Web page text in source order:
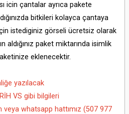
icin çantalar ayrıca pakete
bitkileri kolayca çantaya
istediginiz görseli ücretsiz olarak
aldığınız paket miktarında isimlik
eklenecektir.
yazılacak
VS gibi bilgileri
whatsapp hattımız (507 977